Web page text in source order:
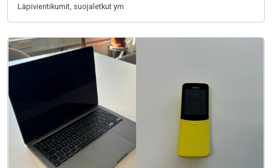
Läpivientikumit, suojaletkut ym